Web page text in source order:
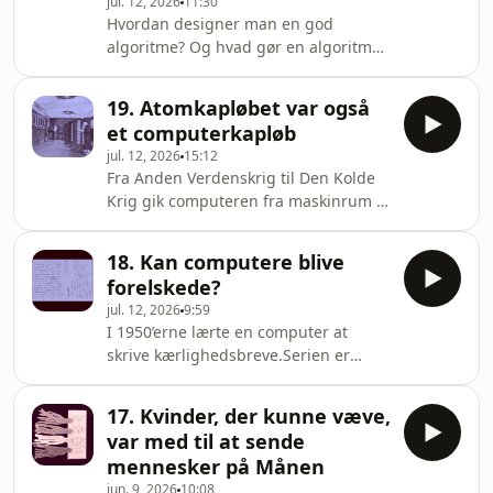
Føljeton med støtte fra
Carlsbergfondet.Redaktør: David
Hvordan designer man en god
algoritme? Og hvad gør en algoritme
Edsger W. Dijkstra, der lavede en
algoritme i en 20 minutters
kaffepause, som vi stadig bruger i
dag.Serien er researchet, skrevet og
indlæst af Emilie Ewald.Den er
udgivet af Føljeton med støtte fra
Carlsbergfondet.Redaktør: Emma
Louise StenholmLydproduktion: The
Lake
19. Atomkapløbet var også
et computerkapløb
jul. 12, 2026 15:12
Fra Anden Verdenskrig til Den Kolde
Krig gik computeren fra maskinrum til
Ewald.Den er udgivet af Føljeton med
støtte fra Carlsbergfondet.Redaktør:
David DragstedLydproduktion: The
Lake RadioLydidentitet: Timmy Olivia
Thyge Johansen Hosted on Acast. See
acast.com/privacy for more
information.
18. Kan computere blive
forelskede?
jul. 12, 20269:59
I 1950’erne lærte en computer at
skrive kærlighedsbreve.Serien er
Føljeton med støtte fra
Carlsbergfondet.Redaktør: David
DragstedLydproduktion: The Lake
17. Kvinder, der kunne væve,
var med til at sende
mennesker på Månen
jun. 9, 2026 10:08